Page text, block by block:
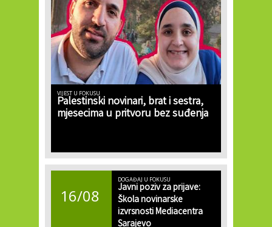
VIJEST U FOKUSU
Palestinski novinari, brat i sestra,
mjesecima u pritvoru bez suđenja
16/08
DOGAĐAJ U FOKUSU
Javni poziv za prijave:
Škola novinarske
izvrsnosti Mediacentra
Sarajevo